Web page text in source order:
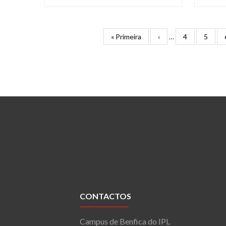
Primeira
página
« Primeira
Página
anterior
‹ … Page
4 Page
5
CONTACTOS
Campus de Benfica do IPL